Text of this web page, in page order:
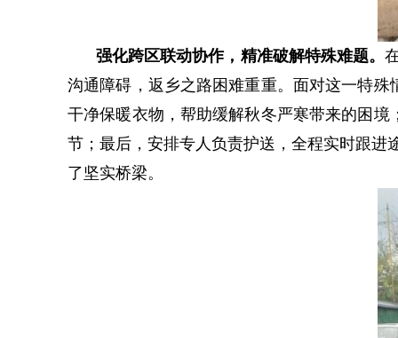
强化跨区联动协作，精准破解特殊难题。
沟通障碍，返乡之路困难重重。面对这一特
干净保暖衣物，帮助缓解秋冬严寒带来的困
节；最后，安排专人负责护送，全程实时跟进
了坚实桥梁。